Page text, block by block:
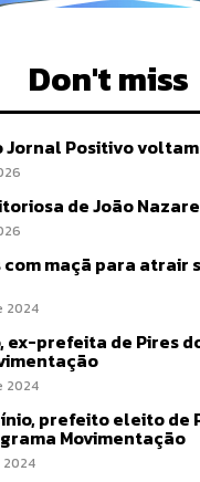
Don't miss
Jornal Positivo
de João
com maçã para atrair
2024
ex-prefeita de Pires
2024
prefeito eleito de
Movimentação
2024